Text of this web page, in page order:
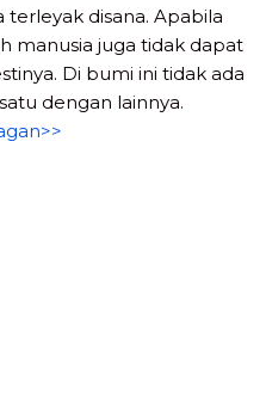
terleyak disana. Apabila
manusia juga tidak dapat
Di bumi ini tidak ada
dengan lainnya.